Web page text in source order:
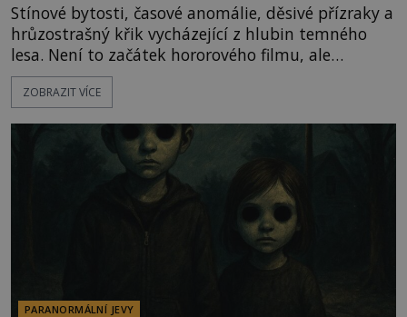
Stínové bytosti, časové anomálie, děsivé přízraky a
hrůzostrašný křik vycházející z hlubin temného
lesa. Není to začátek hororového filmu, ale
události, které popisují návštěvníci lesů, které jsou
označovány jako nejděsivější na světě. Lidé bydlící
vyhýbají! Už jste o těchto lesích slyšeli? A odvážili
byste se je navštívit? [gallery ids="17
ZOBRAZIT VÍCE
PARANORMÁLNÍ JEVY